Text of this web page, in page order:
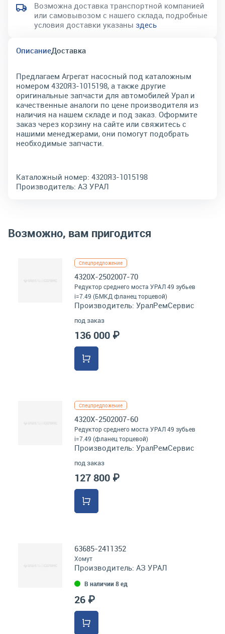
Возможна доставка транспортной компанией
или самовывозом с нашего склада, подробные
условия доставки указаны здесь
ОписаниеДоставка
Предлагаем Агрегат насосный под каталожным
номером 4320Я3-1015198, а также другие
оригинальные запчасти для автомобилей Урал и
качественные аналоги по цене производителя из
наличия на нашем складе и под заказ. Оформите
заказ через корзину на сайте или свяжитесь с
нашими менеджерами, они помогут подобрать
необходимые запчасти.
Каталожный номер: 4320Я3-1015198
Производитель: АЗ УРАЛ
Возможно, вам пригодится
Спецпредложение
4320Х-2502007-70
Редуктор среднего моста УРАЛ 49 зубьев
i=7.49 (БМКД фланец торцевой)
Производитель: УралРемСервис
под заказ
136 000 ₽
Спецпредложение
4320Х-2502007-60
Редуктор среднего моста УРАЛ 49 зубьев
i=7.49 (фланец торцевой)
Производитель: УралРемСервис
под заказ
127 800 ₽
63685-2411352
Хомут
Производитель: АЗ УРАЛ
В наличии 8 ед
26 ₽